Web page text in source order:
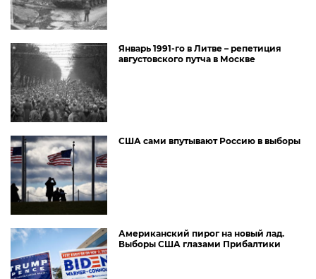
Январь 1991-го в Литве – репетиция
августовского путча в Москве
США сами впутывают Россию в выборы
Американский пирог на новый лад.
Выборы США глазами Прибалтики